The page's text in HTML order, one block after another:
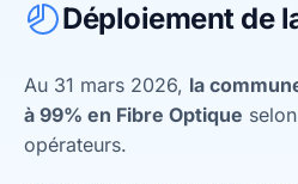
Déploiement de
Au 31 mars 2026, la
à 99% en Fibre Optique
opérateurs.